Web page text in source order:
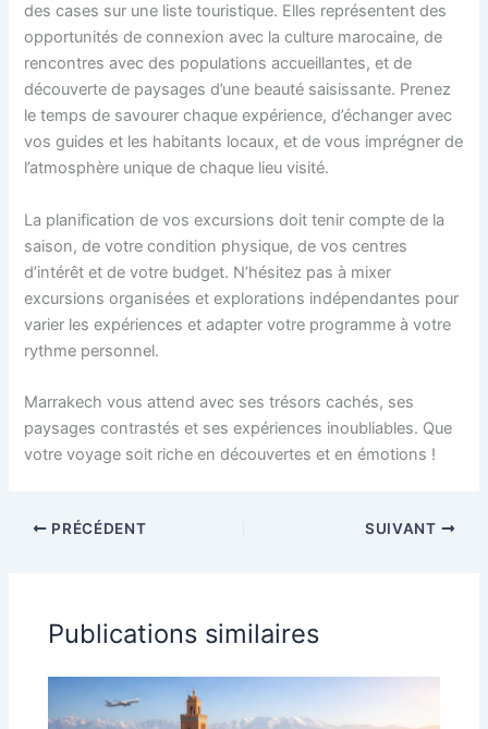
des cases sur une liste touristique. Elles représentent des
opportunités de connexion avec la culture marocaine, de
rencontres avec des populations accueillantes, et de
découverte de paysages d’une beauté saisissante. Prenez
le temps de savourer chaque expérience, d’échanger avec
vos guides et les habitants locaux, et de vous imprégner de
l’atmosphère unique de chaque lieu visité.
La planification de vos excursions doit tenir compte de la
saison, de votre condition physique, de vos centres
d’intérêt et de votre budget. N’hésitez pas à mixer
excursions organisées et explorations indépendantes pour
varier les expériences et adapter votre programme à votre
rythme personnel.
Marrakech vous attend avec ses trésors cachés, ses
paysages contrastés et ses expériences inoubliables. Que
votre voyage soit riche en découvertes et en émotions !
PRÉCÉDENT SUIVANT
Publications similaires